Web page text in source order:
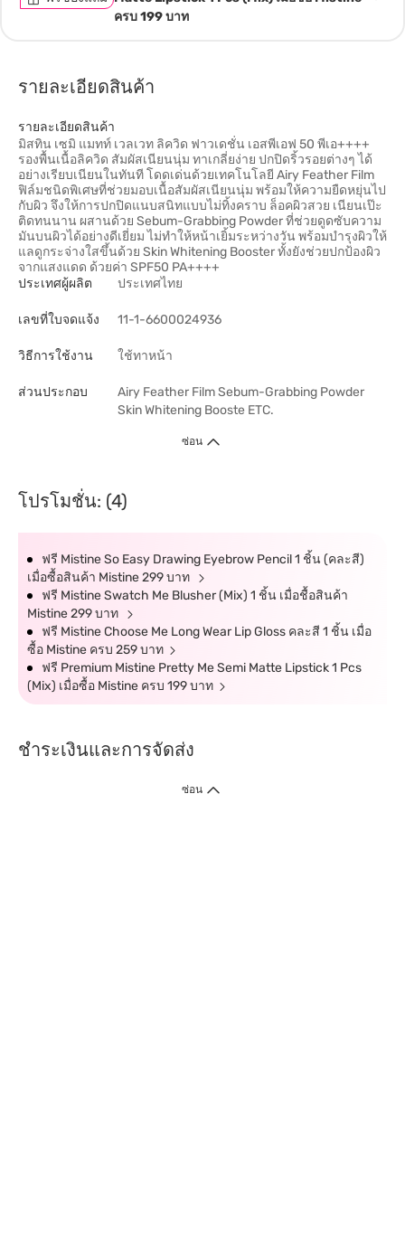
ครบ 199 บาท
รายละเอียดสินค้า
รายละเอียดสินค้า
มิสทิน เซมิ แมทท์ เวลเวท ลิควิด ฟาวเดชั่น เอสพีเอฟ 50 พีเอ++++
รองพื้นเนื้อลิควิด สัมผัสเนียนนุ่ม ทาเกลี่ยง่าย ปกปิดริ้วรอยต่างๆ ได้
อย่างเรียบเนียนในทันที โดดเด่นด้วยเทคโนโลยี Airy Feather Film
ฟิล์มชนิดพิเศษที่ช่วยมอบเนื้อสัมผัสเนียนนุ่ม พร้อมให้ความยืดหยุ่นไป
กับผิว จึงให้การปกปิดแนบสนิทแบบไม่ทิ้งคราบ ล็อคผิวสวย เนียนเป๊ะ
ติดทนนาน ผสานด้วย Sebum-Grabbing Powder ที่ช่วยดูดซับความ
มันบนผิวได้อย่างดีเยี่ยม ไม่ทำให้หน้าเยิ้มระหว่างวัน พร้อมบำรุงผิวให้
แลดูกระจ่างใสขึ้นด้วย Skin Whitening Booster ทั้งยังช่วยปกป้องผิว
จากแสงแดด ด้วยค่า SPF50 PA++++
ประเทศผู้ผลิต
ประเทศไทย
เลขที่ใบจดแจ้ง 11-1-6600024936
วิธีการใช้งาน ใช้ทาหน้า
ส่วนประกอบ
Airy Feather Film Sebum-Grabbing Powder
Skin Whitening Booste ETC.
ซ่อน
โปรโมชั่น: (4)
ฟรี Mistine So Easy Drawing Eyebrow Pencil 1 ชิ้น (คละสี)
เมื่อซื้อสินค้า Mistine 299 บาท
ฟรี Mistine Swatch Me Blusher (Mix) 1 ชิ้น เมื่อชื้อสินค้า
Mistine 299 บาท
ฟรี Mistine Choose Me Long Wear Lip Gloss คละสี 1 ชิ้น เมื่อ
ซื้อ Mistine ครบ 259 บาท
ฟรี Premium Mistine Pretty Me Semi Matte Lipstick 1 Pcs
(Mix) เมื่อซื้อ Mistine ครบ 199 บาท
ชำระเงินและการจัดส่ง
ซ่อน